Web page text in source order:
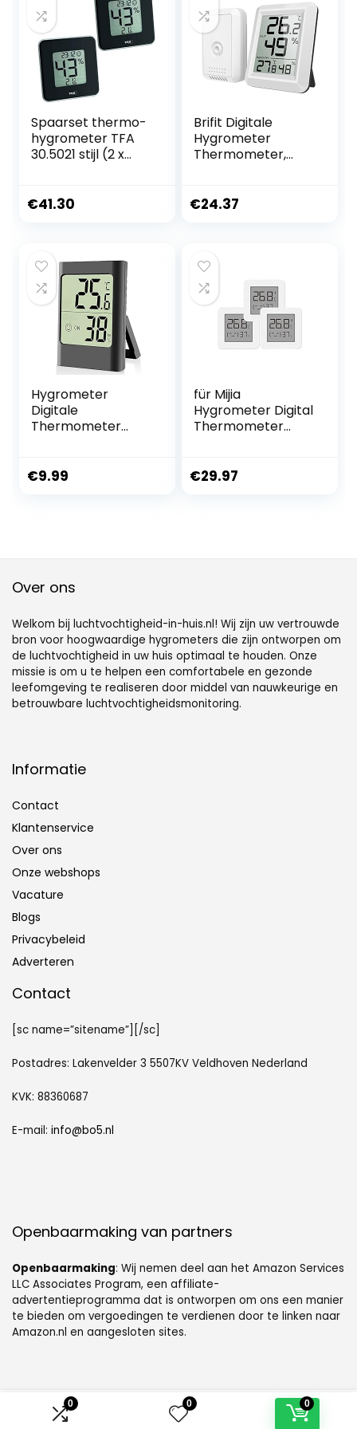
0 0 0
babykamer,
seniorenkamer,
werkkamer,
wijnkelder enz
gegevensopslag
(alleen 2,4 GHz
WLAN, IFTTT)
Spaarset thermo-
hygrometer TFA
30.5021 stijl (2 x
€41.30
Brifit Digitale
Hygrometer
Thermometer,
Temperatuur
Hygrometer voor
Ruimtes met ℃ / ℉
Schakelaar, 100M
Bereik
€24.37
Hygrometer
Digitale
Thermometer
Indoor Sfeer
€9.99
für Mijia
Hygrometer Digital
Thermometer
Wireless Smart
€29.97
Over ons
Welkom bij luchtvochtigheid-in-huis.nl! Wij zijn uw vertrouwde
bron voor hoogwaardige hygrometers die zijn ontworpen om
de luchtvochtigheid in uw huis optimaal te houden. Onze
missie is om u te helpen een comfortabele en gezonde
leefomgeving te realiseren door middel van nauwkeurige en
betrouwbare luchtvochtigheidsmonitoring.
Informatie
Contact
Klantenservice
Over ons
Onze webshops
Vacature
Blogs
Privacybeleid
Adverteren
Contact
[sc name=”sitename”][/sc]
Postadres: Lakenvelder 3 5507KV Veldhoven Nederland
KVK: 88360687
E-mail: info@bo5.nl
Openbaarmaking van partners
Openbaarmaking: Wij nemen deel aan het Amazon Services
LLC Associates Program, een affiliate-
advertentieprogramma dat is ontworpen om ons een manier
te bieden om vergoedingen te verdienen door te linken naar
Amazon.nl en aangesloten sites.
© [sc name="sitename"][/sc]. Alle rechten voorbehouden.